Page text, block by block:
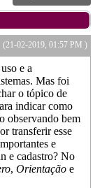
(21-02-2019, 01:57 PM )
e a
Mas foi
o tópico de
indicar como
observando bem
transferir esse
e
e cadastro? No
, Orientação e